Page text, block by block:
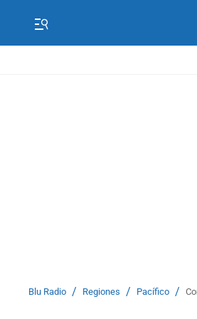
Blu Radio / Regiones / Pacífico /